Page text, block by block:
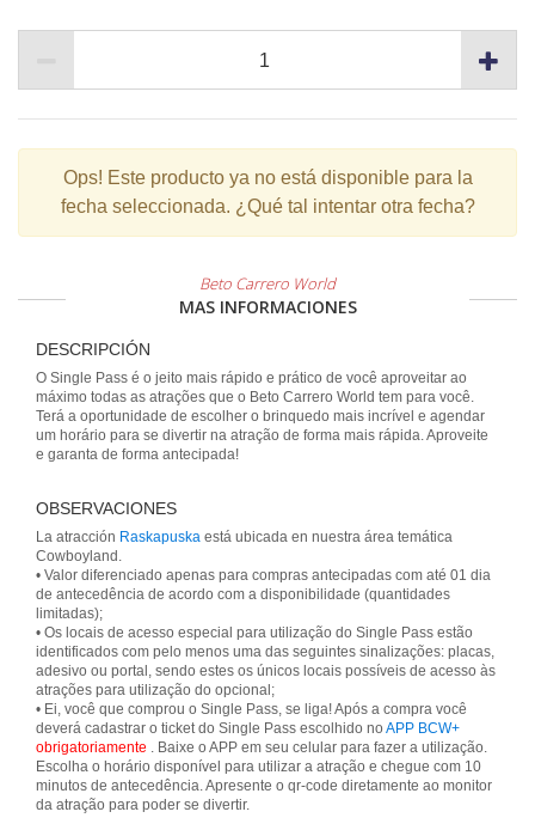
Ops! Este producto ya no está disponible para la
fecha seleccionada. ¿Qué tal intentar otra fecha?
Beto Carrero World
MAS INFORMACIONES
DESCRIPCIÓN
O Single Pass é o jeito mais rápido e prático de você aproveitar ao
máximo todas as atrações que o Beto Carrero World tem para você.
Terá a oportunidade de escolher o brinquedo mais incrível e agendar
um horário para se divertir na atração de forma mais rápida. Aproveite
e garanta de forma antecipada!
OBSERVACIONES
La atracción Raskapuska está ubicada en nuestra área temática
Cowboyland.
• Valor diferenciado apenas para compras antecipadas com até 01 dia
de antecedência de acordo com a disponibilidade (quantidades
limitadas);
• Os locais de acesso especial para utilização do Single Pass estão
identificados com pelo menos uma das seguintes sinalizações: placas,
adesivo ou portal, sendo estes os únicos locais possíveis de acesso às
atrações para utilização do opcional;
• Ei, você que comprou o Single Pass, se liga! Após a compra você
deverá cadastrar o ticket do Single Pass escolhido no APP BCW+
obrigatoriamente . Baixe o APP em seu celular para fazer a utilização.
Escolha o horário disponível para utilizar a atração e chegue com 10
minutos de antecedência. Apresente o qr-code diretamente ao monitor
da atração para poder se divertir.